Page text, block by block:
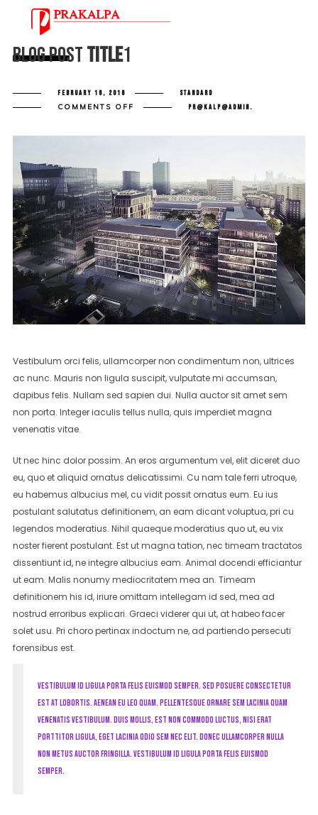
Blog PostTitle1
FEBRUARY 16, 2016 STANDARD
COMMENTS OFF ON
PR@KALP@ADMIN.
Vestibulum orci felis, ullamcorper non condimentum non, ultrices
ac nunc. Mauris non ligula suscipit, vulputate mi accumsan,
dapibus felis. Nullam sed sapien dui. Nulla auctor sit amet sem
non porta. Integer iaculis tellus nulla, quis imperdiet magna
venenatis vitae.
Ut nec hinc dolor possim. An eros argumentum vel, elit diceret duo
eu, quo et aliquid ornatus delicatissimi. Cu nam tale ferri utroque,
eu habemus albucius mel, cu vidit possit ornatus eum. Eu ius
postulant salutatus definitionem, an eam dicant voluptua, pri cu
legendos moderatius. Nihil quaeque moderatius quo ut, eu vix
noster fierent postulant. Est ut magna tation, nec timeam tractatos
dissentiunt id, ne integre albucius eam. Animal docendi efficiantur
ut eam. Malis nonumy mediocritatem mea an. Timeam
definitionem his id, iriure omittam intellegam id sed, mea ad
nostrud erroribus explicari. Graeci viderer qui ut, at habeo facer
solet usu. Pri choro pertinax indoctum ne, ad partiendo persecuti
forensibus est.
Vestibulum id ligula porta felis euismod semper. Sed posuere consectetur
est at lobortis. Aenean eu leo quam. Pellentesque ornare sem lacinia quam
venenatis vestibulum. Duis mollis, est non commodo luctus, nisi erat
porttitor ligula, eget lacinia odio sem nec elit. Donec ullamcorper nulla
non metus auctor fringilla. Vestibulum id ligula porta felis euismod
semper.